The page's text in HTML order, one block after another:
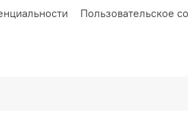
Пользовательское